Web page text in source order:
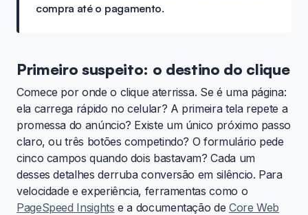
compra até o pagamento.
Primeiro suspeito: o destino do clique
Comece por onde o clique aterrissa. Se é uma página:
ela carrega rápido no celular? A primeira tela repete a
promessa do anúncio? Existe um único próximo passo
claro, ou três botões competindo? O formulário pede
cinco campos quando dois bastavam? Cada um
desses detalhes derruba conversão em silêncio. Para
velocidade e experiência, ferramentas como o
PageSpeed Insights e a documentação de Core Web